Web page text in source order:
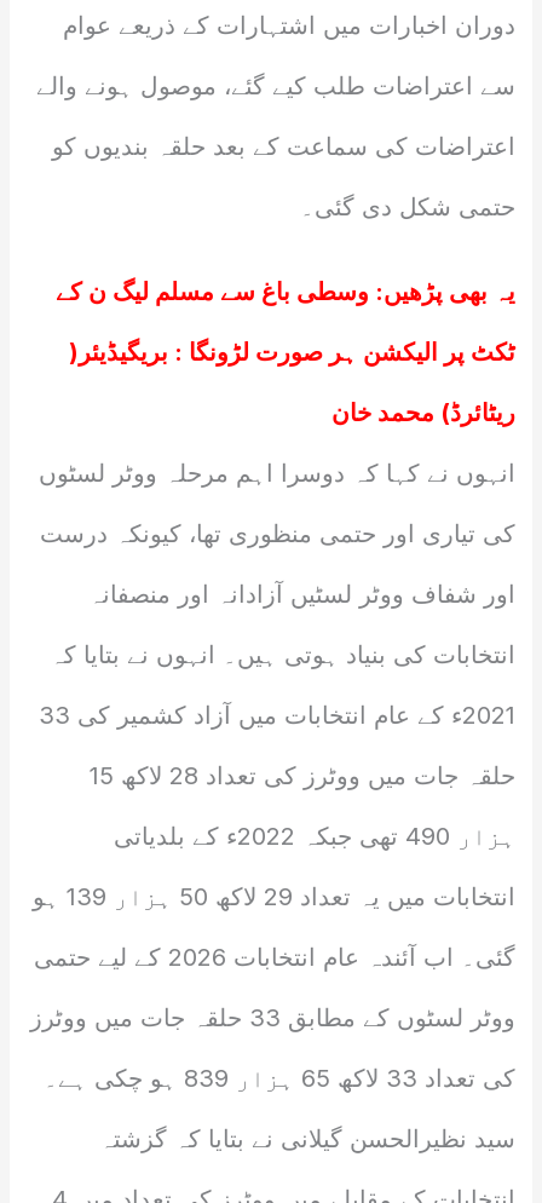
دوران اخبارات میں اشتہارات کے ذریعے عوام
سے اعتراضات طلب کیے گئے، موصول ہونے والے
اعتراضات کی سماعت کے بعد حلقہ بندیوں کو
حتمی شکل دی گئی۔
یہ بھی پڑھیں: وسطی باغ سے مسلم لیگ ن کے
ٹکٹ پر الیکشن ہر صورت لڑونگا : بریگیڈیئر(
ریٹائرڈ) محمد خان
انہوں نے کہا کہ دوسرا اہم مرحلہ ووٹر لسٹوں
کی تیاری اور حتمی منظوری تھا، کیونکہ درست
اور شفاف ووٹر لسٹیں آزادانہ اور منصفانہ
انتخابات کی بنیاد ہوتی ہیں۔ انہوں نے بتایا کہ
2021ء کے عام انتخابات میں آزاد کشمیر کی 33
حلقہ جات میں ووٹرز کی تعداد 28 لاکھ 15
ہزار 490 تھی جبکہ 2022ء کے بلدیاتی
انتخابات میں یہ تعداد 29 لاکھ 50 ہزار 139 ہو
گئی۔ اب آئندہ عام انتخابات 2026 کے لیے حتمی
ووٹر لسٹوں کے مطابق 33 حلقہ جات میں ووٹرز
کی تعداد 33 لاکھ 65 ہزار 839 ہو چکی ہے۔
سید نظیرالحسن گیلانی نے بتایا کہ گزشتہ